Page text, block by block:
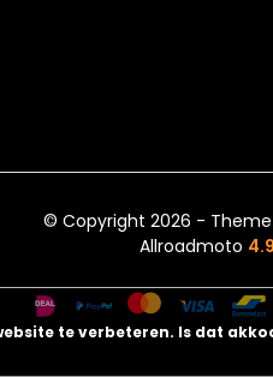
© Copyright 2026 -
Allroadmoto 4.9
te verbeteren. Is dat